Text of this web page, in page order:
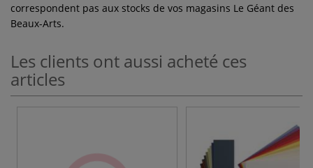
correspondent pas aux stocks de vos magasins Le Géant des
Beaux-Arts.
Les clients ont aussi acheté ces
articles